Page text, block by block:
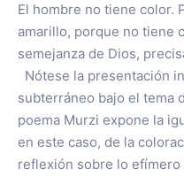
El hombre no tiene color.
amarillo, porque no tiene
semejanza de Dios,
Nótese la presentación
subterráneo bajo el tema
poema Murzi expone la
en este caso, de la
reflexión sobre lo efímero